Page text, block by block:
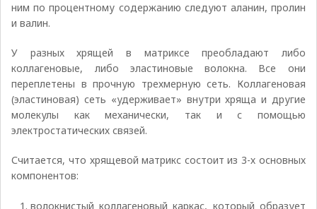
ним по процентному содержанию следуют аланин, пролин
и валин.
У разных хрящей в матриксе преобладают либо
коллагеновые, либо эластиновые волокна. Все они
переплетены в прочную трехмерную сеть. Коллагеновая
(эластиновая) сеть «удерживает» внутри хряща и другие
молекулы как механически, так и с помощью
электростатических связей.
Считается, что хрящевой матрикс состоит из 3-х основных
компонентов:
волокнистый коллагеновый каркас, который образует